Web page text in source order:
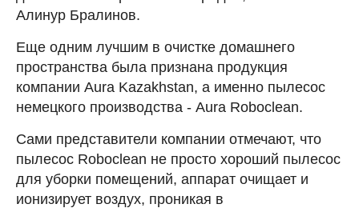
Алинур Бралинов.
Еще одним лучшим в очистке домашнего
пространства была признана продукция
компании Aura Kazakhstan, а именно пылесос
немецкого производства - Aura Roboclean.
Сами представители компании отмечают, что
пылесос Roboclean не просто хороший пылесос
для уборки помещений, аппарат очищает и
ионизирует воздух, проникая в